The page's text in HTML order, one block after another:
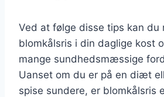
Ved at følge disse tips kan du
blomkålsris i din daglige kost
mange sundhedsmæssige
Uanset om du er på en diæt
spise sundere, er blomkålsris